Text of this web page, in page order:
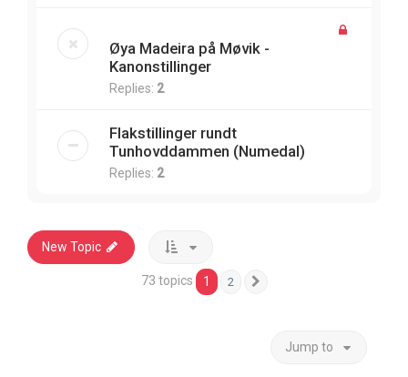
Øya Madeira på Møvik -
Kanonstillinger
Replies: 2
Flakstillinger rundt
Tunhovddammen (Numedal)
Replies: 2
New Topic
73 topics 1 2
Jump to